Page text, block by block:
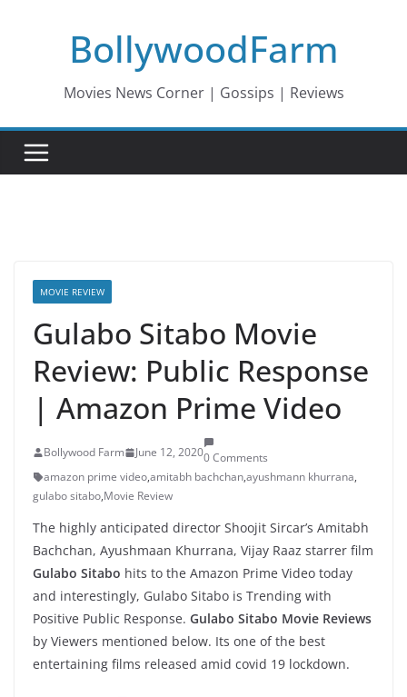
BollywoodFarm
Movies News Corner | Gossips | Reviews
MOVIE REVIEW
Gulabo Sitabo Movie
Review: Public Response
| Amazon Prime Video
Bollywood Farm June 12, 20200 Comments
amazon prime video,amitabh bachchan,ayushmann khurrana,
gulabo sitabo,Movie Review
The highly anticipated director Shoojit Sircar’s Amitabh
Bachchan, Ayushmaan Khurrana, Vijay Raaz starrer film
Gulabo Sitabo hits to the Amazon Prime Video today
and interestingly, Gulabo Sitabo is Trending with
Positive Public Response. Gulabo Sitabo Movie Reviews
by Viewers mentioned below. Its one of the best
entertaining films released amid covid 19 lockdown.